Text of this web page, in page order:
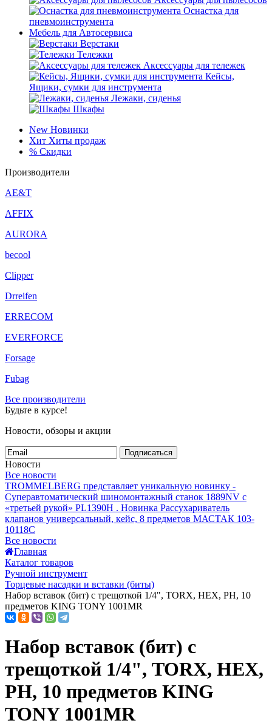
Оснастка для
пневмоинструмента
Мебель для Автосервиса
Верстаки
Тележки
Аксессуары для тележек
Кейсы,
Ящики, сумки для инструмента
Лежаки, сиденья
Шкафы
New Новинки
Хит Хиты продаж
% Скидки
Производители
AE&T
AFFIX
AURORA
becool
Clipper
Drreifen
ERRECOM
EVERFORCE
Forsage
Fubag
Все производители
Будьте в курсе!
Новости, обзоры и акции
Подписаться
Новости
Все новости
TROMMELBERG представляет уникальную новинку -
Суперавтоматический шиномонтажный станок 1889NV с
«третьей рукой» PL1390H . Новинка Рассухариватель
клапанов универсальный, кейс, 8 предметов МАСТАК 103-
10118C
Все новости
Главная
Каталог товаров
Ручной инструмент
Торцевые насадки и вставки (биты)
Набор вставок (бит) с трещоткой 1/4", TORX, HEX, PH, 10
предметов KING TONY 1001MR
Набор вставок (бит) с
трещоткой 1/4", TORX, HEX,
PH, 10 предметов KING
TONY 1001MR